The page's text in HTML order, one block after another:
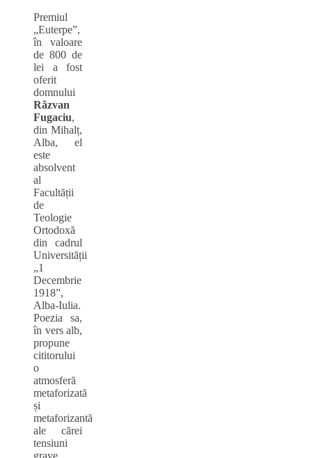
Premiul
„Euterpe”,
în valoare
de 800 de
lei a fost
oferit
domnului
Răzvan
Fugaciu,
din Mihalț,
Alba, el
este
absolvent
al
Facultății
de
Teologie
Ortodoxă
din cadrul
Universității
„1
Decembrie
1918”,
Alba-Iulia.
Poezia sa,
în vers alb,
propune
cititorului
o
atmosferă
metaforizată
și
metaforizantă
ale cărei
tensiuni
grave,